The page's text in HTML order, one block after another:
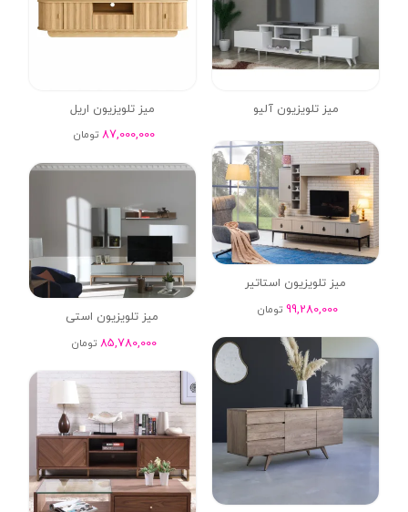
میز تلویزیون آلیو
میز تلویزیون اریل
87,000,000 تومان
میز تلویزیون استاتیر
99,280,000 تومان
میز تلویزیون استی
85,780,000 تومان